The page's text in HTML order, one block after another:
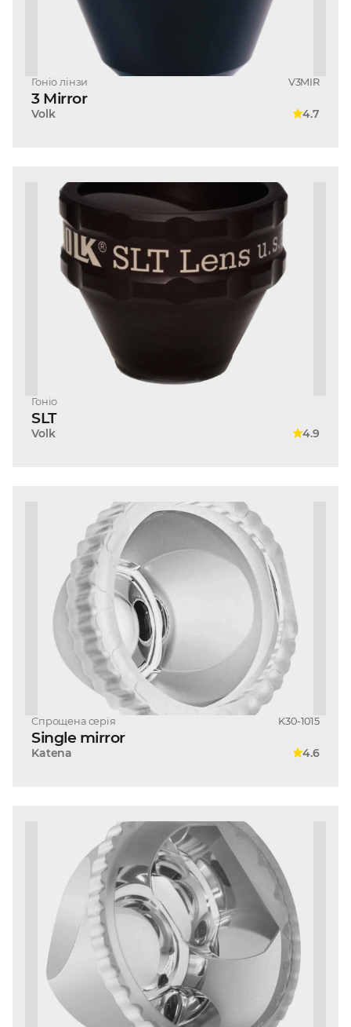
Гоніо лінзи V3MIR
3 Mirror
Volk 4.7
Гоніо
SLT
Volk 4.9
Спрощена серія K30-1015
Single mirror
Katena 4.6